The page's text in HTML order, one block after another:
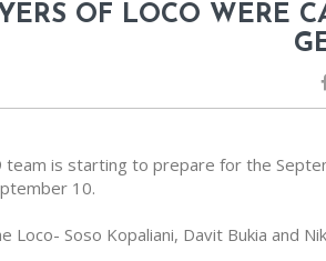
OF LOCO WERE
team is starting to prepare for the
10.
Loco- Soso Kopaliani, Davit Bukia and